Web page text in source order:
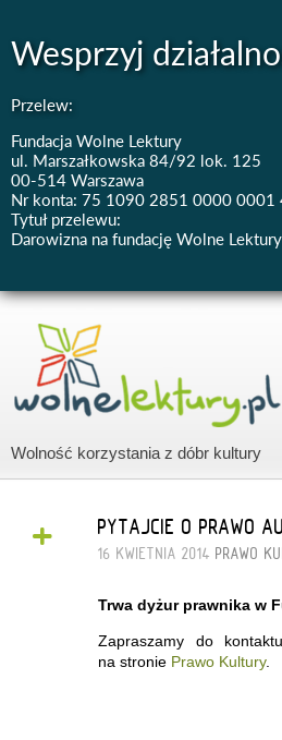
Wesprzyj
Przelew:
Fundacja Wolne Lektury
ul. Marszałkowska 84/92 lok. 125
00-514 Warszawa
Nr konta: 75 1090 2851 0000 0001
Tytuł przelewu:
Darowizna na fundację Wolne Lektury
Wolność korzystania z dóbr kultury
+ PYTAJCIE O PRAWO
16 KWIETNIA 2014 PRAWO
Trwa dyżur prawnika w
Zapraszamy do
na stronie Prawo Kultury.